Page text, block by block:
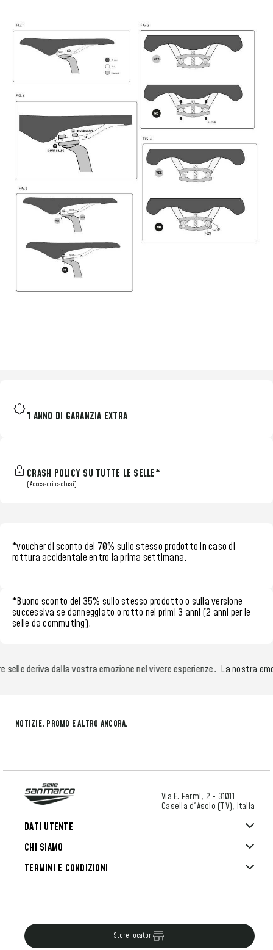
1 ANNO DI GARANZIA EXTRA
CRASH POLICY SU TUTTE LE SELLE*
(Accessori esclusi)
*voucher di sconto del 70% sullo stesso prodotto in caso di
rottura accidentale entro laprima settimana.
*Buono sconto del 35% sullo stesso prodotto o sulla versione
successiva se danneggiato o rotto nei primi 3 anni (2 anni per le
selle da commuting).
deriva dalla vostra emozione nel vivere esperienze.La nostra
NOTIZIE, PROMO E ALTRO ANCORA.
CHI SIAMO
Store locator
DATI UTENTE
TERMINI E CONDIZIONI
Via E. Fermi, 2 - 31011
Casella d'Asolo (TV), Italia